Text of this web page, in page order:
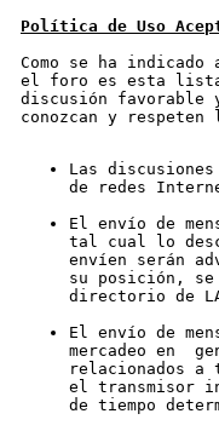
Política de Uso
Como se ha
el foro es esta lista
discusión
Las
de redes
El envío de
tal cual lo
envíen serán
su posición, se
directorio de
El envío de
mercadeo en
relacionados a
el transmisor
de tiempo